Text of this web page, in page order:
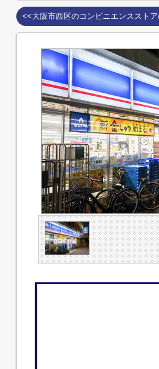
<<大阪市西区のコンビニエンススト